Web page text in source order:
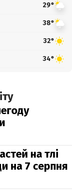
29°
38°
32°
34°
на тлі
на 7 серпня